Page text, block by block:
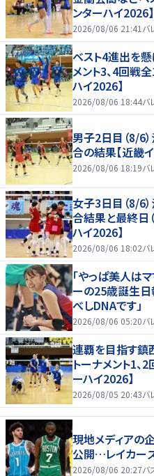
ンターハイ2026】
2026/08/06 21:41 バ
ベスト4進出を
メント3、4回戦
ハイ2026】
2026/08/06 18:44バ
男子2日目（8/6
合の結果【近畿
2026/08/06 18:19バ
女子3日目（8/6
合結果と最終日
ハイ2026】
2026/08/06 18:02バ
「やっぱ美人は
ーの25歳誕生日
べしDNAです」
2026/08/06 05:20バ
連覇を目指す鎮
トーナメント1、
ーハイ2026】
2026/08/05 20:43バ
現地メディアの
公開…レイカー
2026/08/06 20:27バ